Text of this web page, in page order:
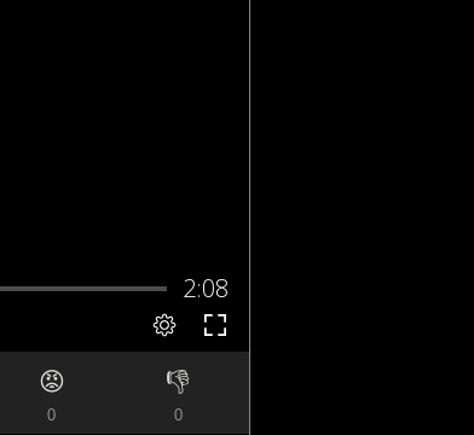
😡
0
👎
0